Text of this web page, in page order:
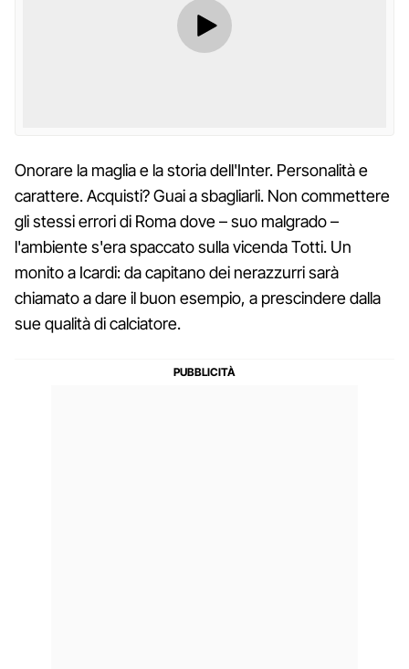
Onorare la maglia e la storia dell'Inter. Personalità e
carattere. Acquisti? Guai a sbagliarli. Non commettere
gli stessi errori di Roma dove – suo malgrado –
l'ambiente s'era spaccato sulla vicenda Totti. Un
monito a Icardi: da capitano dei nerazzurri sarà
chiamato a dare il buon esempio, a prescindere dalla
sue qualità di calciatore.